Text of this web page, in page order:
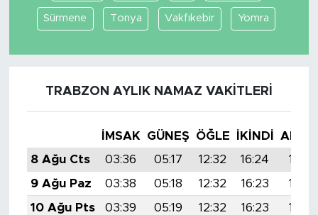
Sürmene Tonya Vakfıkebir Yomra
TRABZON AYLIK NAMAZ VAKITLERI
İMSAK GÜNEŞ ÖĞLE İKINDI
8 Ağu Cts
03:36 05:17 12:32 16:24
19:37
9 Ağu Paz
03:38 05:18 12:32 16:23
19:36
10 Ağu Pts
03:39 05:19 12:32 16:23 19:35